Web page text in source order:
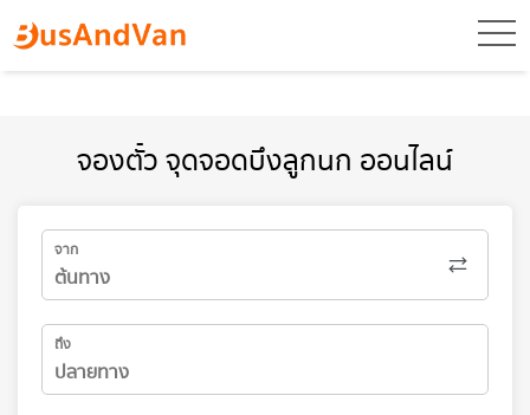
จองตั๋ว จุดจอดบึงลูกนก ออนไลน์
จาก
ถึง